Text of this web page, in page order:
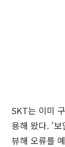
SKT는 이미
용해 왔다. ‘
뷰해 오류를